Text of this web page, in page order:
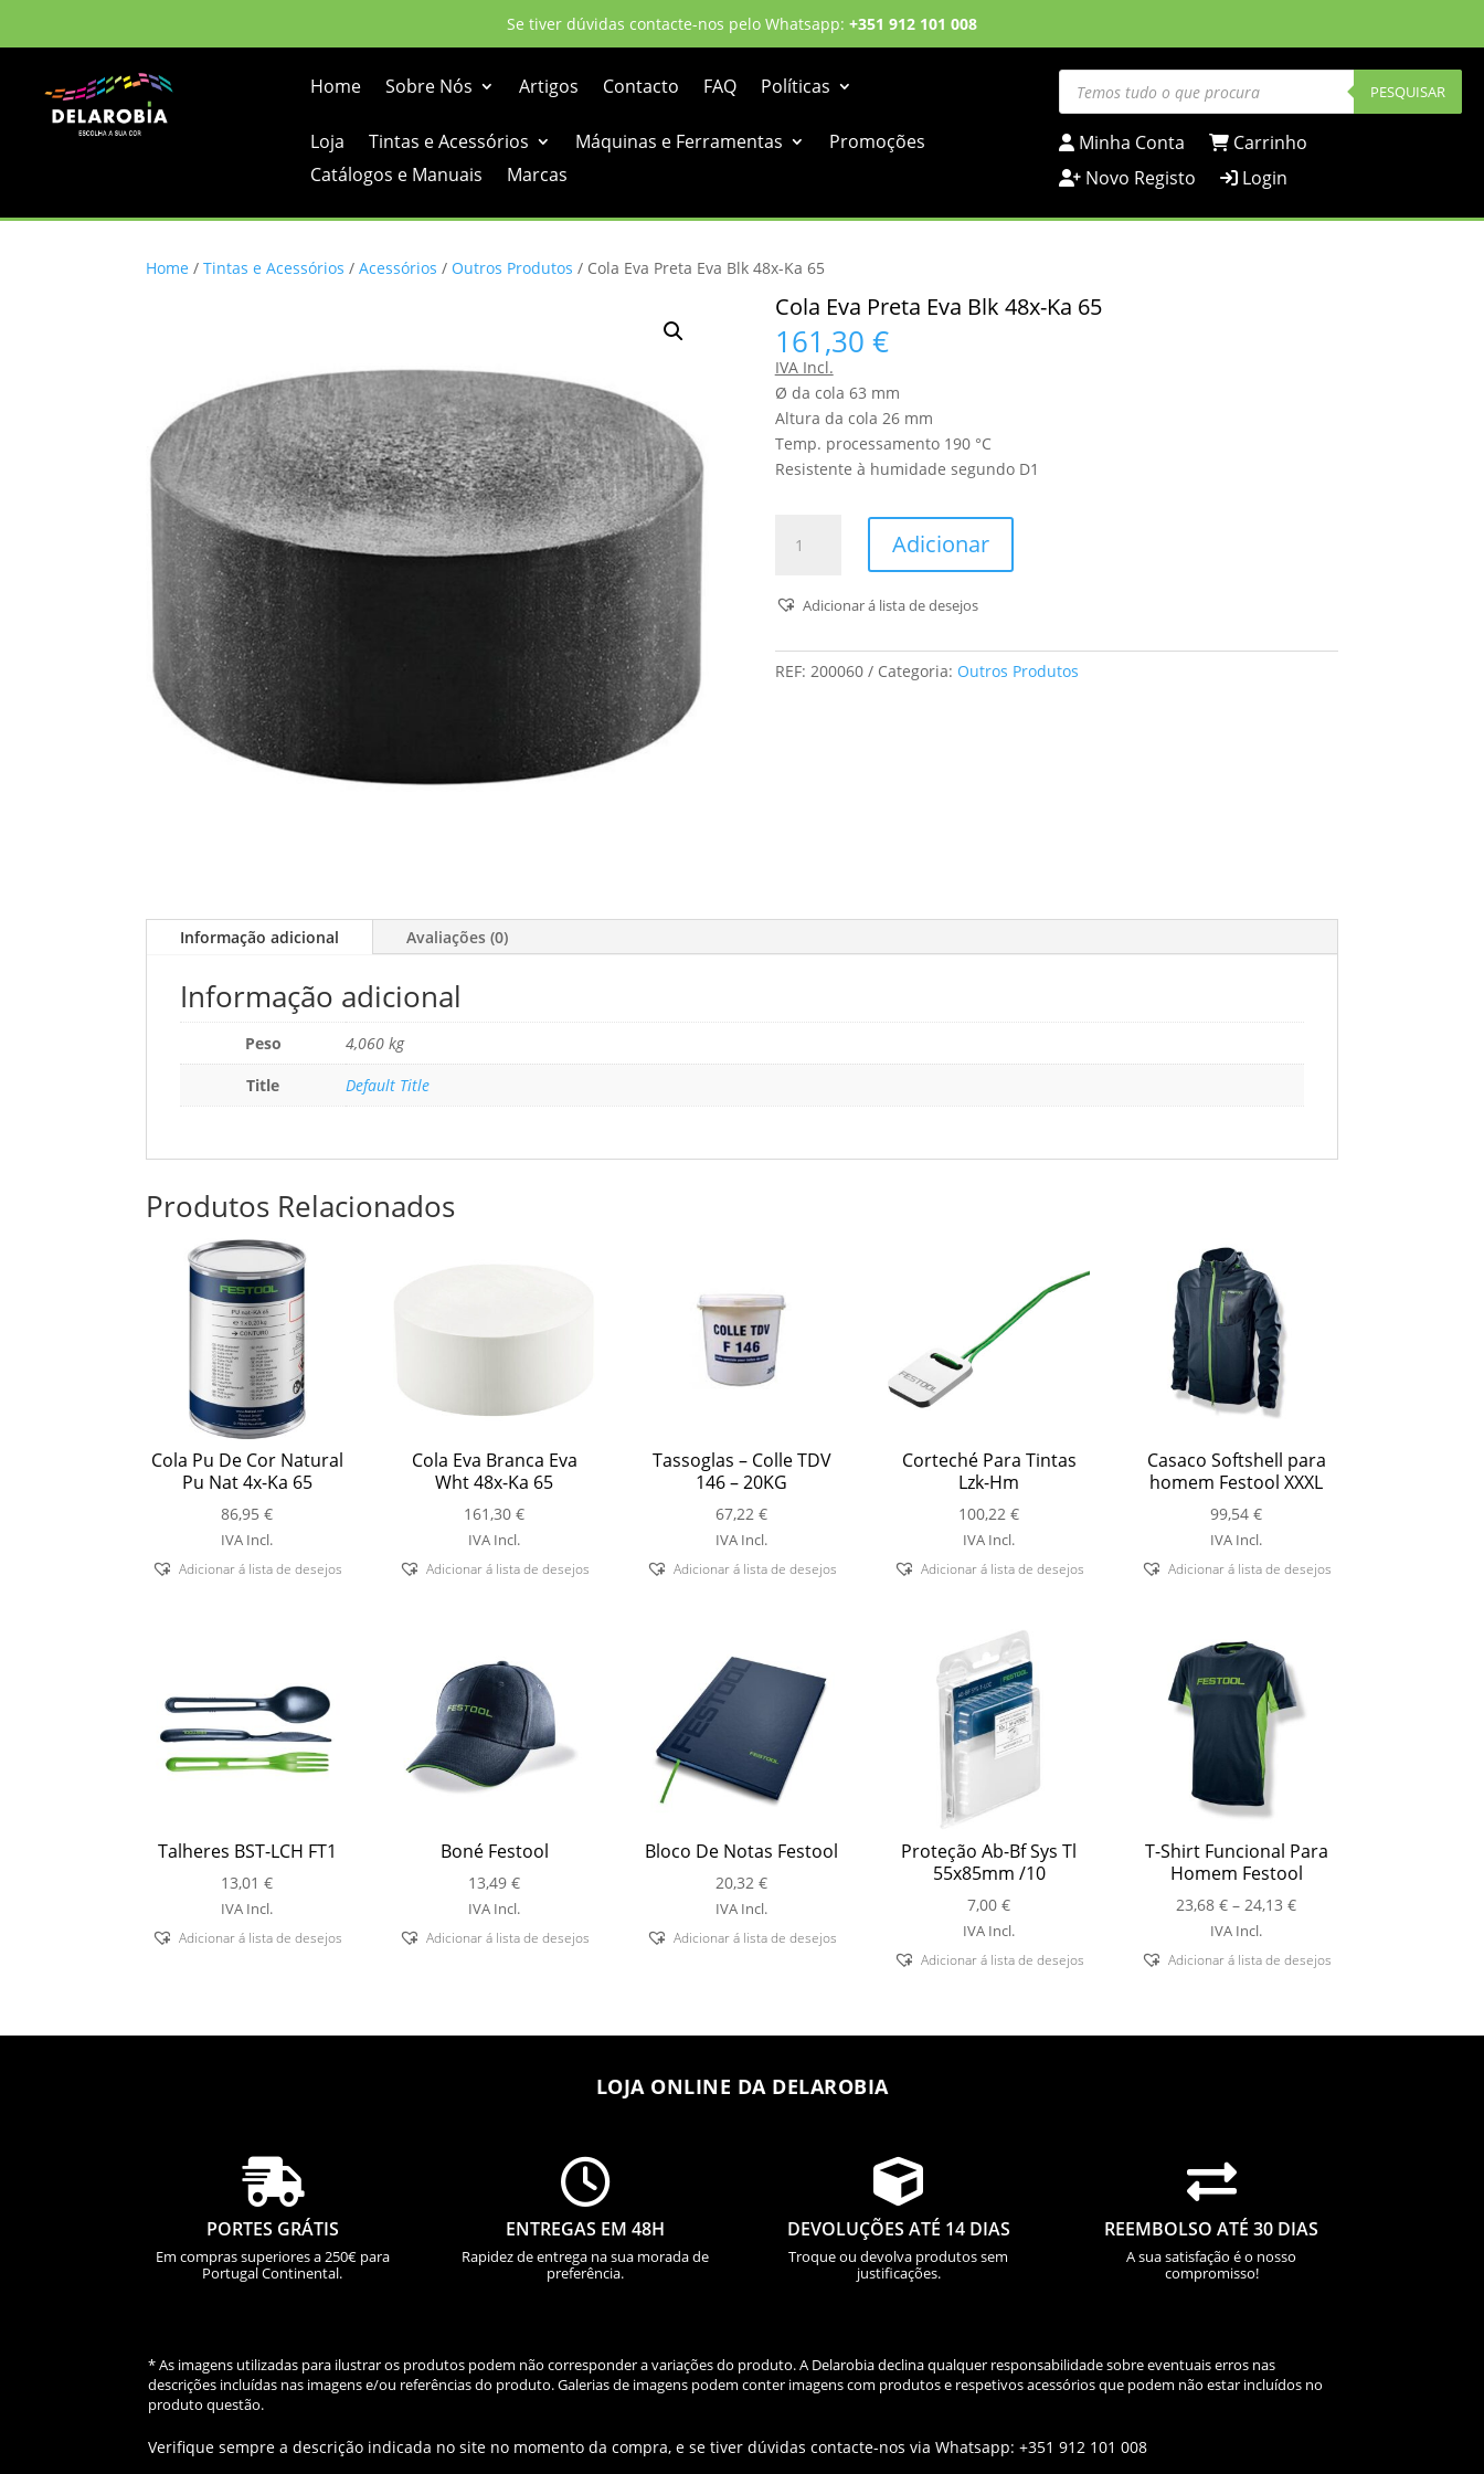
Se tiver dúvidas contacte-nos pelo Whatsapp: +351 912 101 008
Home Sobre Nós Artigos Contacto FAQ Políticas Products
search PESQUISAR
Loja Tintas e Acessórios Máquinas e Ferramentas
Promoções
Catálogos e Manuais
Marcas
Minha Conta
Carrinho
Novo Registo
Login
Home / Tintas e Acessórios / Acessórios / Outros Produtos / Cola Eva Preta Eva Blk 48x-Ka 65
Cola Eva Preta Eva Blk 48x-Ka 65
161,30 €
IVA Incl.
Ø da cola 63 mm
Altura da cola 26 mm
Temp. processamento 190 °C
Resistente à humidade segundo D1
Eva
Eva
Blk
Adicionar
Adicionar á lista de desejos
REF: 200060 Categoria: Outros Produtos
Informação adicional Avaliações (0)
Informação adicional
Peso
4,060 kg
Title
Default Title
Produtos Relacionados
Cola Pu De Cor Natural
Pu Nat 4x-Ka 65
86,95€
IVA Incl.
Adicionar á lista de desejos
Cola Eva Branca Eva
Wht 48x-Ka 65
161,30€
IVA Incl.
Adicionar á lista de desejos
Tassoglas – Colle TDV
146 – 20KG
67,22€
IVA Incl.
Adicionar á lista de desejos
Corteché Para Tintas
Lzk-Hm
100,22€
IVA Incl.
Adicionar á lista de desejos
Casaco Softshell para
homem Festool XXXL
99,54€
IVA Incl.
Adicionar á lista de desejos
Talheres BST-LCH FT1
13,01€
IVA Incl.
Adicionar á lista de desejos
Boné Festool
13,49€
IVA Incl.
Adicionar á lista de desejos
Bloco De Notas Festool
20,32€
IVA Incl.
Adicionar á lista de desejos
Proteção Ab-Bf Sys Tl
55x85mm /10
7,00€
IVA Incl.
Adicionar á lista de desejos
T-Shirt Funcional Para
Homem Festool
23,68€ – 24,13€Price
23,68 €
through
IVA Incl.
Adicionar á lista de desejos
LOJA ONLINE DA DELAROBIA

PORTES GRÁTIS
Em compras superiores a 250€ para
Portugal Continental.

ENTREGAS EM 48H
Rapidez de entrega na sua morada de
preferência.

DEVOLUÇÕES ATÉ 14 DIAS
Troque ou devolva produtos sem
justificações.

REEMBOLSO ATÉ 30 DIAS
A sua satisfação é o nosso
compromisso!
* As imagens utilizadas para ilustrar os produtos podem não corresponder a variações do produto. A Delarobia declina qualquer responsabilidade sobre eventuais erros nas
descrições incluídas nas imagens e/ou referências do produto. Galerias de imagens podem conter imagens com produtos e respetivos acessórios que podem não estar incluídos no
produto questão.
Verifique sempre a descrição indicada no site no momento da compra, e se tiver dúvidas contacte-nos via Whatsapp: +351 912 101 008